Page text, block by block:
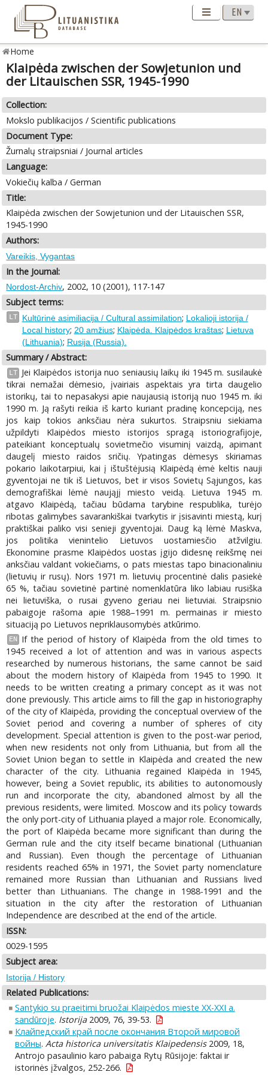
Home
Klaipėda zwischen der Sowjetunion und
der Litauischen SSR, 1945-1990
Collection:
Mokslo publikacijos / Scientific publications
Document Type:
Žurnalų straipsniai / Journal articles
Language:
Vokiečių kalba / German
Title:
Klaipėda zwischen der Sowjetunion und der Litauischen SSR,
1945-1990
Authors:
Vareikis, Vygantas
In the Journal:
Nordost-Archiv, 2002, 10 (2001), 117-147
Subject terms:
LT Kultūrinė asimiliacija / Cultural assimilation; Lokalioji istorija /
Local history; 20 amžius; Klaipėda. Klaipėdos kraštas; Lietuva
(Lithuania); Rusija (Russia).
Summary / Abstract:
LT
Jei Klaipėdos istorija nuo seniausių laikų iki 1945 m. susilaukė
tikrai nemažai dėmesio, įvairiais aspektais yra tirta daugelio
istorikų, tai to nepasakysi apie naujausią istoriją nuo 1945 m. iki
1990 m. Ją rašyti reikia iš karto kuriant pradinę koncepciją, nes
jos kaip tokios anksčiau nėra sukurtos. Straipsniu siekiama
užpildyti Klaipėdos miesto istorijos spragą istoriografijoje,
pateikiant konceptualų sovietmečio visuminį vaizdą, apimant
daugelį miesto raidos sričių. Ypatingas dėmesys skiriamas
pokario laikotarpiui, kai į ištuštėjusią Klaipėdą ėmė keltis nauji
gyventojai ne tik iš Lietuvos, bet ir visos Sovietų Sąjungos, kas
demografiškai lėmė naująjį miesto veidą. Lietuva 1945 m.
atgavo Klaipėdą, tačiau būdama tarybine respublika, turėjo
ribotas galimybes savarankiškai tvarkytis ir įsisavinti miestą, kurį
praktiškai paliko visi senieji gyventojai. Daug ką lėmė Maskva,
jos politika vienintelio Lietuvos uostamiesčio atžvilgiu.
Ekonomine prasme Klaipėdos uostas įgijo didesnę reikšmę nei
anksčiau valdant vokiečiams, o pats miestas tapo binacionaliniu
(lietuvių ir rusų). Nors 1971 m. lietuvių procentinė dalis pasiekė
65 %, tačiau sovietinė partinė nomenklatūra liko labiau rusiška
nei lietuviška, o rusai gyveno geriau nei lietuviai. Straipsnio
pabaigoje rašoma apie 1988–1991 m. permainas ir miesto
situaciją po Lietuvos nepriklausomybės atkūrimo.
EN
If the period of history of Klaipėda from the old times to
1945 received a lot of attention and was in various aspects
researched by numerous historians, the same cannot be said
about the modern history of Klaipėda from 1945 to 1990. It
needs to be written creating a primary concept as it was not
done previously. This article aims to fill the gap in historiography
of the city of Klaipėda, providing the conceptual overview of the
Soviet period and covering a number of spheres of city
development. Special attention is given to the post-war period,
when new residents not only from Lithuania, but from all the
Soviet Union began to settle in Klaipėda and created the new
character of the city. Lithuania regained Klaipėda in 1945,
however, being a Soviet republic, its abilities to autonomously
run and incorporate the city, abandoned almost by all the
previous residents, were limited. Moscow and its policy towards
the only port-city of Lithuania played a major role. Economically,
the port of Klaipėda became more significant than during the
German rule and the city itself became binational (Lithuanian
and Russian). Even though the percentage of Lithuanian
residents reached 65% in 1971, the Soviet party nomenclature
remained more Russian than Lithuanian and Russians lived
better than Lithuanians. The change in 1988-1991 and the
situation in the city after the restoration of Lithuanian
Independence are described at the end of the article.
ISSN:
0029-1595
Subject area:
Istorija / History
Related Publications:
Santykio su praeitimi bruožai Klaipėdos mieste XX-XXI a.
sandūroje. Istorija2009, 76, 39-53.
Клайпедский край после окончания Второй мировой
войны. Acta historica universitatis Klaipedensis2009, 18,
Antrojo pasaulinio karo pabaiga Rytų Rūsijoje: faktai ir
istorinės įžvalgos, 252-266.